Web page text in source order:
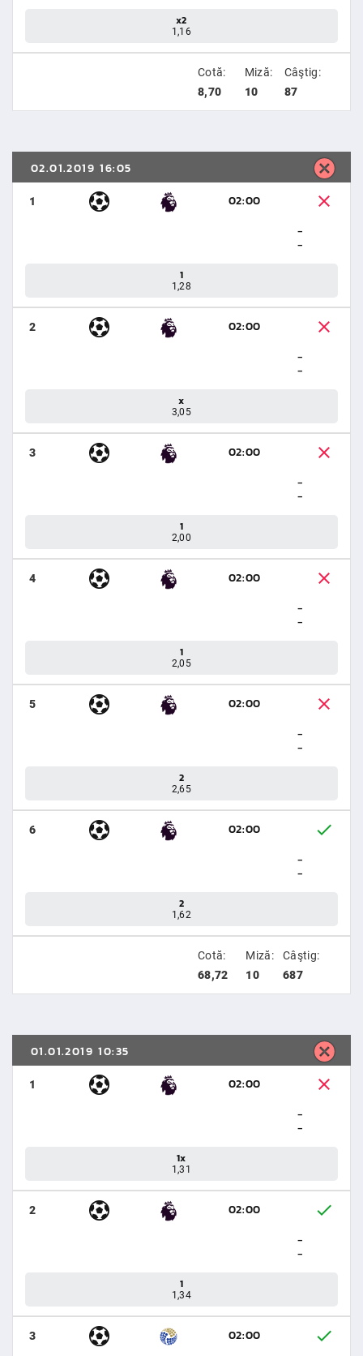
x2
1,16
Cotă:
8,70
Miză:
10
Câştig:
87
02.01.2019 16:05
1
02:00
-
-
1
1,28
2
02:00
-
-
x
3,05
3
02:00
-
-
1
2,00
4
02:00
-
-
1
2,05
5
02:00
-
-
2
2,65
6
02:00
-
-
2
1,62
Cotă:
68,72
Miză:
10
Câştig:
687
01.01.2019 10:35
1
02:00
-
-
1x
1,31
2
02:00
-
-
1
1,34
3
02:00